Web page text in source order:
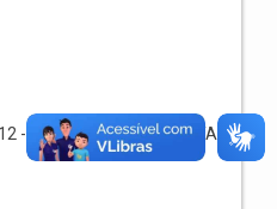
-- 1113.03.1.1.00-RECEITA